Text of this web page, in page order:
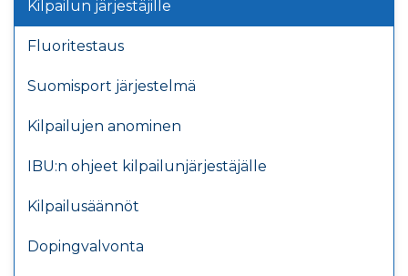
Kilpailun järjestäjille
Fluoritestaus
Suomisport järjestelmä
Kilpailujen anominen
IBU:n ohjeet kilpailunjärjestäjälle
Kilpailusäännöt
Dopingvalvonta